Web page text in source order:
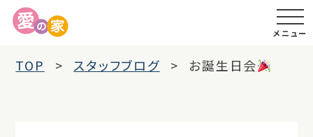
メニュー
TOP スタッフブログ お誕生日会